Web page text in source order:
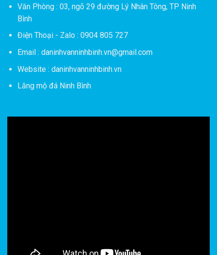
Văn Phòng : 03, ngõ 29 đường Lý Nhân Tông, TP Ninh
Bình
Điện Thoại - Zalo : 0904 805 727
Email : daninhvanninhbinh.vn@gmail.com
Website : daninhvanninhbinh.vn
Lăng mộ đá Ninh Bình